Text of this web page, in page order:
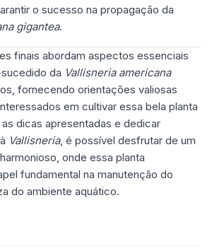
o sucesso na propagação da
gigantea.
finais abordam aspectos essenciais
da Vallisneria americana
fornecendo orientações valiosas
em cultivar essa bela planta
dicas apresentadas e dedicar
Vallisneria, é possível desfrutar de um
onde essa planta
fundamental na manutenção do
do ambiente aquático.